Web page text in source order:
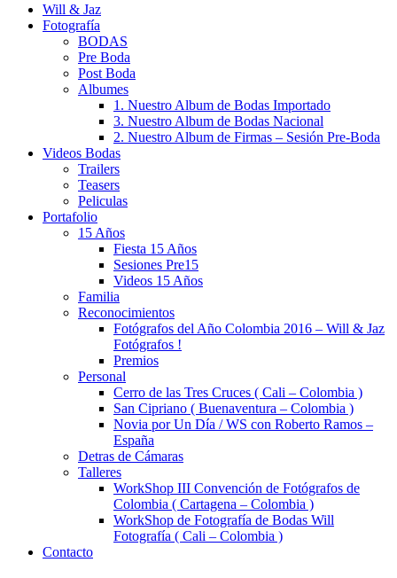
Will & Jaz
Fotografía
BODAS
Pre Boda
Post Boda
Albumes
1. Nuestro Album de Bodas Importado
3. Nuestro Album de Bodas Nacional
2. Nuestro Album de Firmas – Sesión Pre-Boda
Videos Bodas
Trailers
Teasers
Peliculas
Portafolio
15 Años
Fiesta 15 Años
Sesiones Pre15
Videos 15 Años
Familia
Reconocimientos
Fotógrafos del Año Colombia 2016 – Will & Jaz
Fotógrafos !
Premios
Personal
Cerro de las Tres Cruces ( Cali – Colombia )
San Cipriano ( Buenaventura – Colombia )
Novia por Un Día / WS con Roberto Ramos –
España
Detras de Cámaras
Talleres
WorkShop III Convención de Fotógrafos de
Colombia ( Cartagena – Colombia )
WorkShop de Fotografía de Bodas Will
Fotografía ( Cali – Colombia )
Contacto